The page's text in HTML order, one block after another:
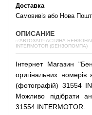
Доставка
Самовивіз або Нова
ОПИСАНИЕ
✅АВТОЗАПЧАСТИНА
INTERMOTOR (БЕНЗОПОМПА)
Інтернет Магазин "
оригінальних номерів
(фотографій) 31554
Можливо
підібрати
31554 INTERMOTOR.